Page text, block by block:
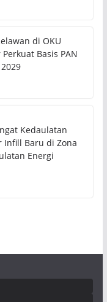
di OKU
Basis PAN
Kedaulatan
Infill Baru di Zona
Energi